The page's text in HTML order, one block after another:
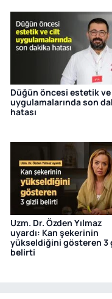
Düğün öncesi estetik
uygulamalarında son
hatası
Uzm. Dr. Özden Yılmaz
uyardı: Kan şekerinin
yükseldiğini gösteren 3
belirti